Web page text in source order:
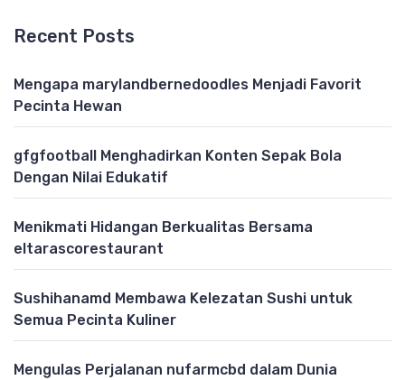
Recent Posts
Mengapa marylandbernedoodles Menjadi Favorit
Pecinta Hewan
gfgfootball Menghadirkan Konten Sepak Bola
Dengan Nilai Edukatif
Menikmati Hidangan Berkualitas Bersama
eltarascorestaurant
Sushihanamd Membawa Kelezatan Sushi untuk
Semua Pecinta Kuliner
Mengulas Perjalanan nufarmcbd dalam Dunia